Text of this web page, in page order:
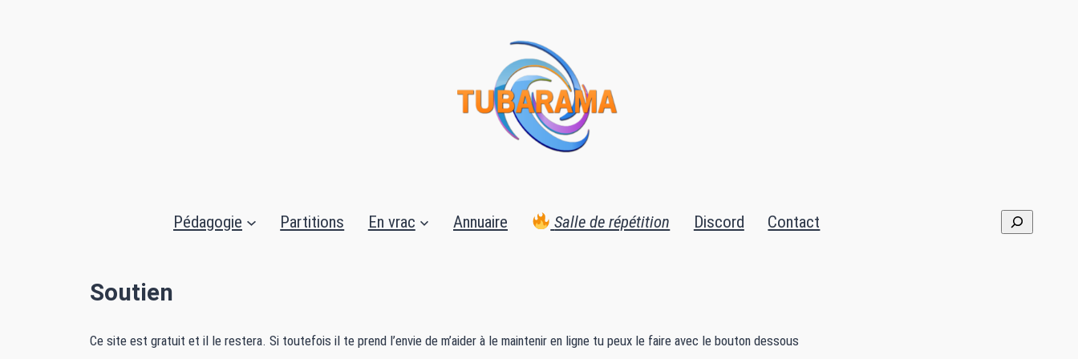
Pédagogie Partitions En vrac Annuaire Salle de répétition Discord Contact
Soutien
Ce site est gratuit et il le restera. Si toutefois il te prend l’envie de m’aider à le maintenir en ligne tu peux le faire avec le bouton dessous